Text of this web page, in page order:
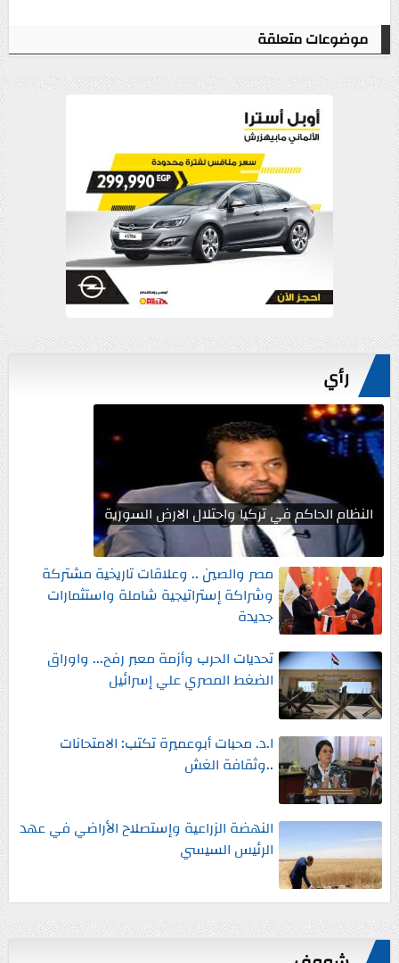
موضوعات متعلقة
رأي
النظام الحاكم في تركيا واحتلال الارض السورية
مصر والصين .. وعلاقات تاريخية مشتركة
وشراكة إستراتيجية شاملة واستثمارات
جديدة
تحديات الحرب وأزمة معبر رفح... واوراق
الضغط المصري علي إسرائيل
ا.د. محبات أبوعميرة تكتب: الامتحانات
..وثقافة الغش
النهضة الزراعية وإستصلاح الأراضي في عهد
الرئيس السيسي